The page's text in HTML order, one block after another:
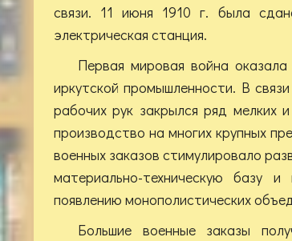
связи. 11 июня 1910 г. была
электрическая станция.
Первая мировая война
иркутской промышленности. В
рабочих рук закрылся ряд мелких
производство на многих крупных
военных заказов стимулировало
материально-техническую базу
появлению монополистических
Большие военные заказы